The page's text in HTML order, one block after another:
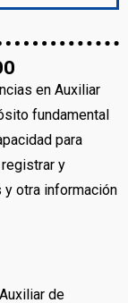
en Auxiliar
fundamental
para
y
y otra información
de